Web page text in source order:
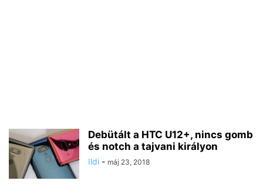
Debütált a HTC U12+, nincs gomb
és notch a tajvani királyon
Ildi - máj 23, 2018